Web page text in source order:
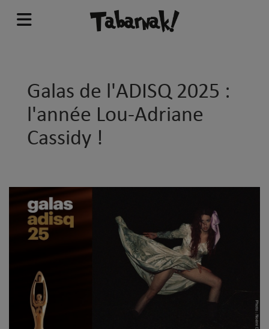
Galas de l'ADISQ 2025 :
l'année Lou-Adriane
Cassidy !